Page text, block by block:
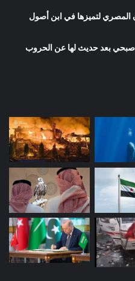
المصري لتميزها في ابن أصول
صبحي بعد حديث لها عن الحروب